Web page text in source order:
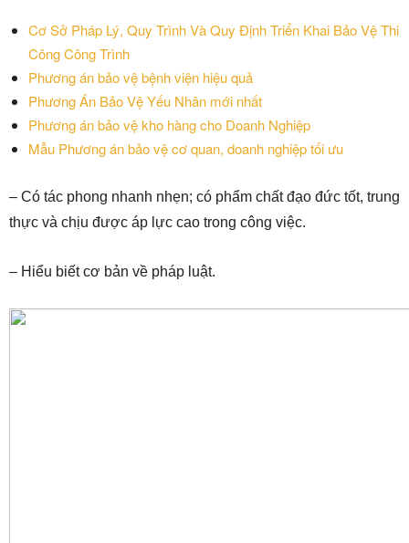
Cơ Sở Pháp Lý, Quy Trình Và Quy Định Triển Khai Bảo Vệ Thi
Công Công Trình
Phương án bảo vệ bệnh viện hiệu quả
Phương Án Bảo Vệ Yếu Nhân mới nhất
Phương án bảo vệ kho hàng cho Doanh Nghiệp
Mẫu Phương án bảo vệ cơ quan, doanh nghiệp tối ưu
– Có tác phong nhanh nhẹn; có phẩm chất đạo đức tốt, trung
thực và chịu được áp lực cao trong công việc.
– Hiểu biết cơ bản về pháp luật.